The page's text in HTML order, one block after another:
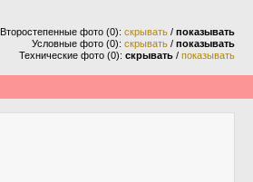
Второстепенные фото (0): скрывать / показывать
Условные фото (0): скрывать / показывать
Технические фото (0): скрывать / показывать